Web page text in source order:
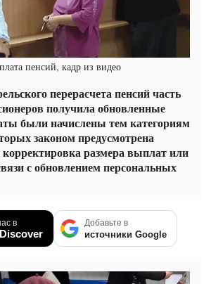
пенсий, кадр из видео
перерасчета пенсий часть
получила обновленные
были начислены тем категориям
законом предусмотрена
размера выплат или
с обновлением персональных
в Добавьте в
источники Google